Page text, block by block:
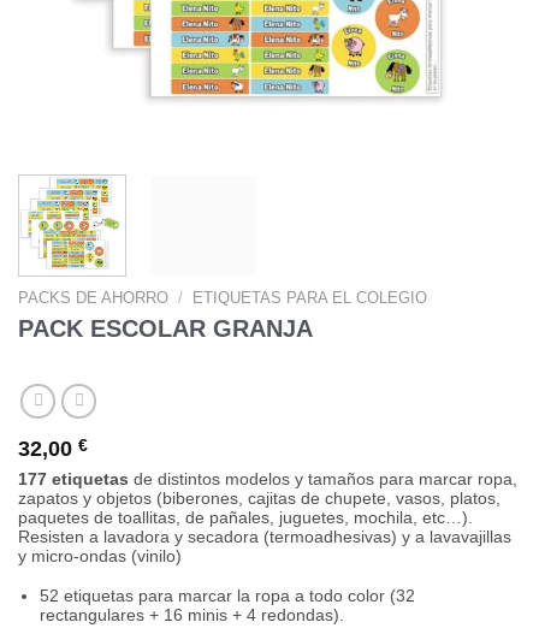
PACKS DE AHORRO / ETIQUETAS PARA EL COLEGIO
PACK ESCOLAR GRANJA
32,00 €
177 etiquetas de distintos modelos y tamaños para marcar ropa,
zapatos y objetos (biberones, cajitas de chupete, vasos, platos,
paquetes de toallitas, de pañales, juguetes, mochila, etc…).
Resisten a lavadora y secadora (termoadhesivas) y a lavavajillas
y micro-ondas (vinilo)
52 etiquetas para marcar la ropa a todo color (32
rectangulares + 16 minis + 4 redondas).